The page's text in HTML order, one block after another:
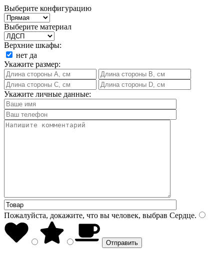
Выберите конфигурацию
Выберите материал
Верхние шкафы:
нет да
Укажите размер:
Укажите личные данные:
Пожалуйста, докажите, что вы человек, выбрав Сердце.